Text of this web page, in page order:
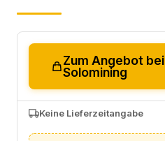
Zum Angebot bei
Solomining
Keine Lieferzeitangabe